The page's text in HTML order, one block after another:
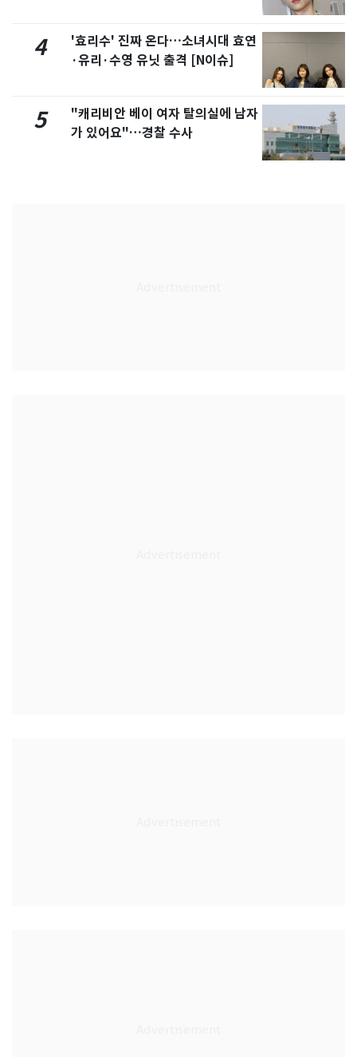
4
'효리수' 진짜 온다…소녀시대 효연
·유리·수영 유닛 출격 [N이슈]
5
"캐리비안 베이 여자 탈의실에 남자
가 있어요"…경찰 수사